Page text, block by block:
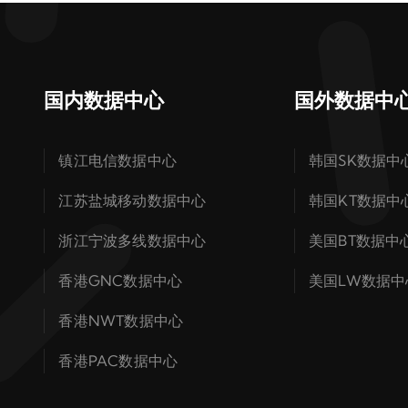
国内数据中心
镇江电信数据中心
江苏盐城移动数据中心
浙江宁波多线数据中心
香港GNC数据中心
香港NWT数据中心
香港PAC数据中心
国外数据中
韩国SK数据中
韩国KT数据中
美国BT数据中
美国LW数据